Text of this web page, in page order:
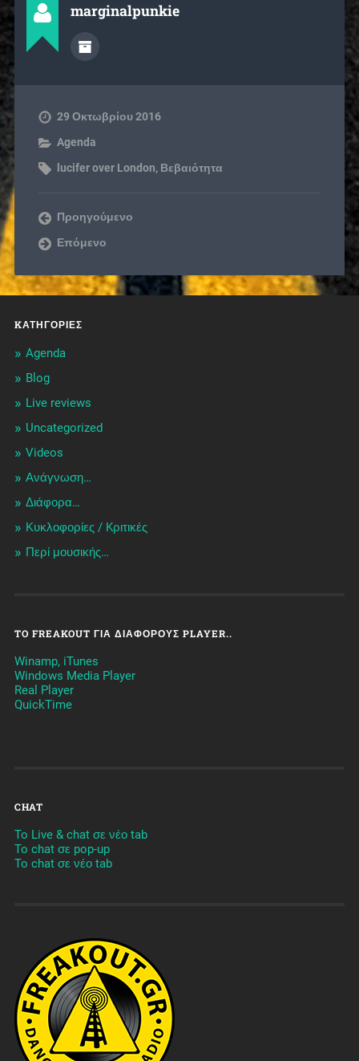
marginalpunkie
29 Οκτωβρίου 2016
Agenda
lucifer over London, Βεβαιότητα
Προηγούμενο
Επόμενο
KΑΤΗΓΟΡΊΕΣ
Agenda
Blog
Live reviews
Uncategorized
Videos
Ανάγνωση…
Διάφορα…
Κυκλοφορίες / Kριτικές
Περί μουσικής…
TO FREAKOUT ΓΙΑ ΔΙΆΦΟΡΟΥΣ PLAYER..
Winamp, iTunes
Windows Media Player
Real Player
QuickTime
CHAT
To Live & chat σε νέο tab
To chat σε pop-up
To chat σε νέο tab